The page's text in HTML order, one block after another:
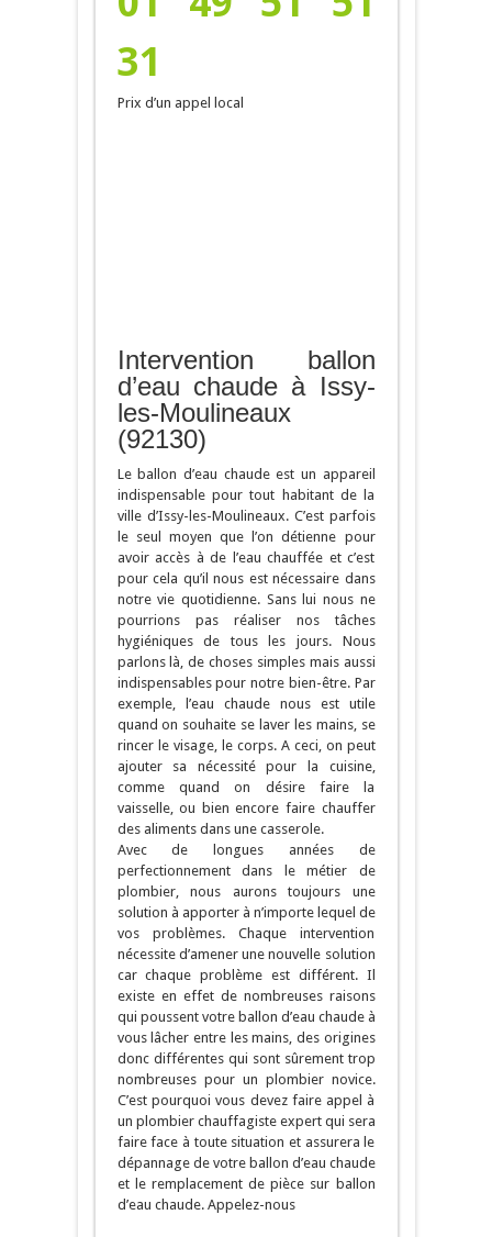
31
Prix d’un appel local
Intervention ballon
d’eau chaude à Issy-
les-Moulineaux
(92130)
Le ballon d’eau chaude est un appareil
indispensable pour tout habitant de la
ville d’Issy-les-Moulineaux. C’est parfois
le seul moyen que l’on détienne pour
avoir accès à de l’eau chauffée et c’est
pour cela qu’il nous est nécessaire dans
notre vie quotidienne. Sans lui nous ne
pourrions pas réaliser nos tâches
hygiéniques de tous les jours. Nous
parlons là, de choses simples mais aussi
indispensables pour notre bien-être. Par
exemple, l’eau chaude nous est utile
quand on souhaite se laver les mains, se
rincer le visage, le corps. A ceci, on peut
ajouter sa nécessité pour la cuisine,
comme quand on désire faire la
vaisselle, ou bien encore faire chauffer
des aliments dans une casserole.
Avec de longues années de
perfectionnement dans le métier de
plombier, nous aurons toujours une
solution à apporter à n’importe lequel de
vos problèmes. Chaque intervention
nécessite d’amener une nouvelle solution
car chaque problème est différent. Il
existe en effet de nombreuses raisons
qui poussent votre ballon d’eau chaude à
vous lâcher entre les mains, des origines
donc différentes qui sont sûrement trop
nombreuses pour un plombier novice.
C’est pourquoi vous devez faire appel à
un plombier chauffagiste expert qui sera
faire face à toute situation et assurera le
dépannage de votre ballon d’eau chaude
et le remplacement de pièce sur ballon
d’eau chaude. Appelez-nous